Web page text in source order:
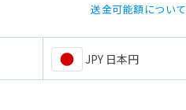
送金可能額について
JPY 日本円